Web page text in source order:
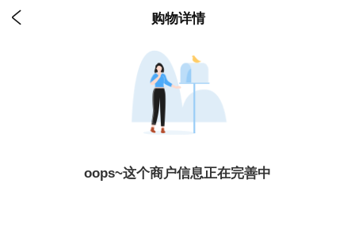
 购物详情
oops~这个商户信息正在完善中